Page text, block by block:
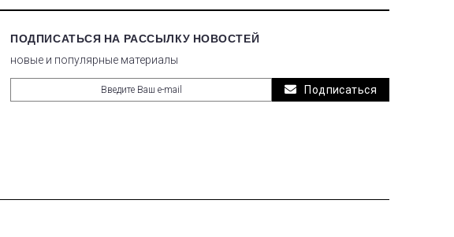
ПОДПИСАТЬСЯ НА РАССЫЛКУ НОВОСТЕЙ
новые и популярные материалы
Подписаться